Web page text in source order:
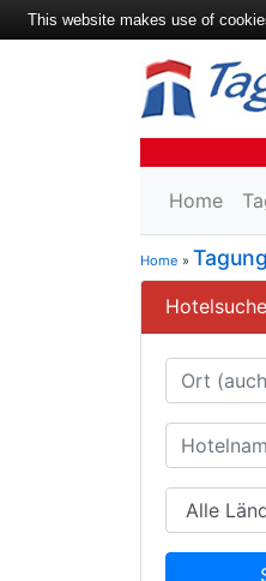
Home
Home »
Hotelsuche
This website makes use of